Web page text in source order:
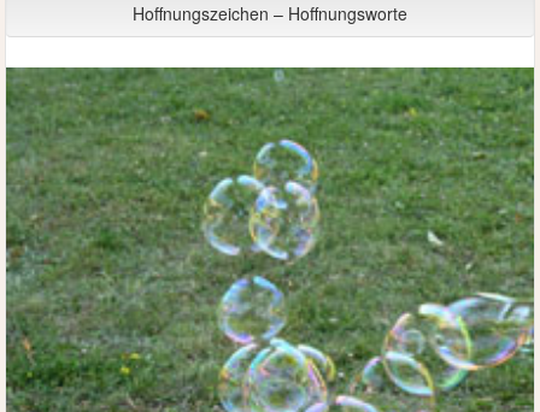
Hoffnungszeichen – Hoffnungsworte